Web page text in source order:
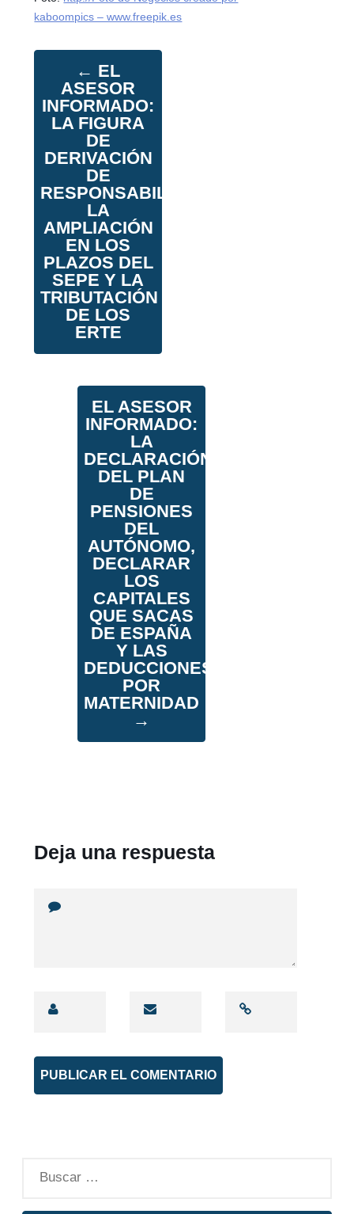
kaboompics – www.freepik.es
← EL
ASESOR
INFORMADO:
LA FIGURA
DE
DERIVACIÓN
DE
RESPONSABILIDAD,
LA
AMPLIACIÓN
EN LOS
PLAZOS DEL
SEPE Y LA
TRIBUTACIÓN
DE LOS
ERTE
EL ASESOR
INFORMADO:
LA
DECLARACIÓN
DEL PLAN
DE
PENSIONES
DEL
AUTÓNOMO,
DECLARAR
LOS
CAPITALES
QUE SACAS
DE ESPAÑA
Y LAS
DEDUCCIONES
POR
MATERNIDAD
→
Deja una respuesta